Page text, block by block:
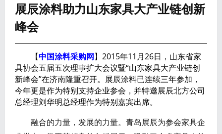
展辰涂料助力山东家具大产业链创新
峰会
【中国涂料采购网】2015年11月26日，山东省家
具协会五届五次理事扩大会议暨“山东家具大产业链创
新峰会”在济南隆重召开。展辰涂料已连续三年参加，
今年更是作为特别支持企业参会，并特邀展辰北方公司
总经理刘华明总经理作为特别嘉宾出席。
融合的力量，发展的力量。青岛展辰为参会家具企